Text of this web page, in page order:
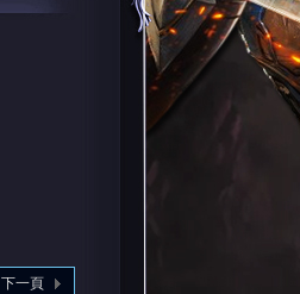
下一頁